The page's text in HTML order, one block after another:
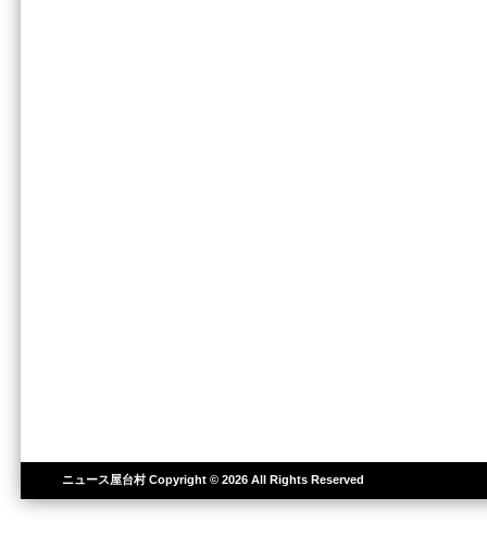
ニュース屋台村Copyright © 2026 All Rights Reserved